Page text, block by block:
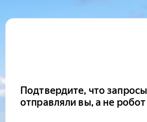
Подтвердите, что запросы
отправляли вы, а не робот